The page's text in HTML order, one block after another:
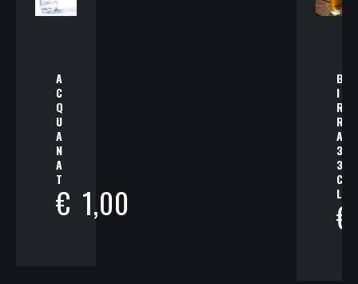
A
C
Q
U
A
N
A
T
€ 1,00
B
I
R
R
A
3
3
C
L
€